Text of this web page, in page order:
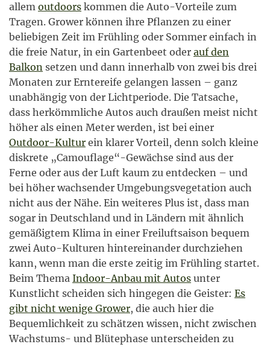
allem outdoors kommen die Auto-Vorteile zum
Tragen. Grower können ihre Pflanzen zu einer
beliebigen Zeit im Frühling oder Sommer einfach in
die freie Natur, in ein Gartenbeet oder auf den
Balkon setzen und dann innerhalb von zwei bis drei
Monaten zur Erntereife gelangen lassen – ganz
unabhängig von der Lichtperiode. Die Tatsache,
dass herkömmliche Autos auch draußen meist nicht
höher als einen Meter werden, ist bei einer
Outdoor-Kultur ein klarer Vorteil, denn solch kleine
diskrete „Camouflage“-Gewächse sind aus der
Ferne oder aus der Luft kaum zu entdecken – und
bei höher wachsender Umgebungsvegetation auch
nicht aus der Nähe. Ein weiteres Plus ist, dass man
sogar in Deutschland und in Ländern mit ähnlich
gemäßigtem Klima in einer Freiluftsaison bequem
zwei Auto-Kulturen hintereinander durchziehen
kann, wenn man die erste zeitig im Frühling startet.
Beim Thema Indoor-Anbau mit Autos unter
Kunstlicht scheiden sich hingegen die Geister: Es
gibt nicht wenige Grower, die auch hier die
Bequemlichkeit zu schätzen wissen, nicht zwischen
Wachstums- und Blütephase unterscheiden zu